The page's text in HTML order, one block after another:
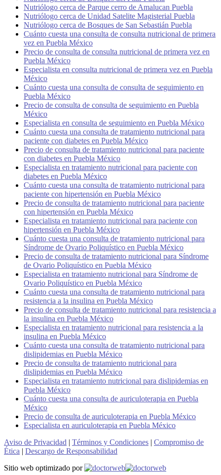
Nutriólogo cerca de Parque cerro de Amalucan Puebla
Nutriólogo cerca de Unidad Satelite Magisterial Puebla
Nutriólogo cerca de Bosques de San Sebastián Puebla
Cuánto cuesta una consulta de consulta nutricional de primera
vez en Puebla México
Precio de consulta de consulta nutricional de primera vez en
Puebla México
Especialista en consulta nutricional de primera vez en Puebla
México
Cuánto cuesta una consulta de consulta de seguimiento en
Puebla México
Precio de consulta de consulta de seguimiento en Puebla
México
Especialista en consulta de seguimiento en Puebla México
Cuánto cuesta una consulta de tratamiento nutricional para
paciente con diabetes en Puebla México
Precio de consulta de tratamiento nutricional para paciente
con diabetes en Puebla México
Especialista en tratamiento nutricional para paciente con
diabetes en Puebla México
Cuánto cuesta una consulta de tratamiento nutricional para
paciente con hipertensión en Puebla México
Precio de consulta de tratamiento nutricional para paciente
con hipertensión en Puebla México
Especialista en tratamiento nutricional para paciente con
hipertensión en Puebla México
Cuánto cuesta una consulta de tratamiento nutricional para
Síndrome de Ovario Poliquístico en Puebla México
Precio de consulta de tratamiento nutricional para Síndrome
de Ovario Poliquístico en Puebla México
Especialista en tratamiento nutricional para Síndrome de
Ovario Poliquístico en Puebla México
Cuánto cuesta una consulta de tratamiento nutricional para
resistencia a la insulina en Puebla México
Precio de consulta de tratamiento nutricional para resistencia a
la insulina en Puebla México
Especialista en tratamiento nutricional para resistencia a la
insulina en Puebla México
Cuánto cuesta una consulta de tratamiento nutricional para
dislipidemias en Puebla México
Precio de consulta de tratamiento nutricional para
dislipidemias en Puebla México
Especialista en tratamiento nutricional para dislipidemias en
Puebla México
Cuánto cuesta una consulta de auriculoterapia en Puebla
México
Precio de consulta de auriculoterapia en Puebla México
Especialista en auriculoterapia en Puebla México
Aviso de Privacidad | Términos y Condiciones | Compromiso de
Ética | Descargo de Responsabilidad
Sitio web optimizado por